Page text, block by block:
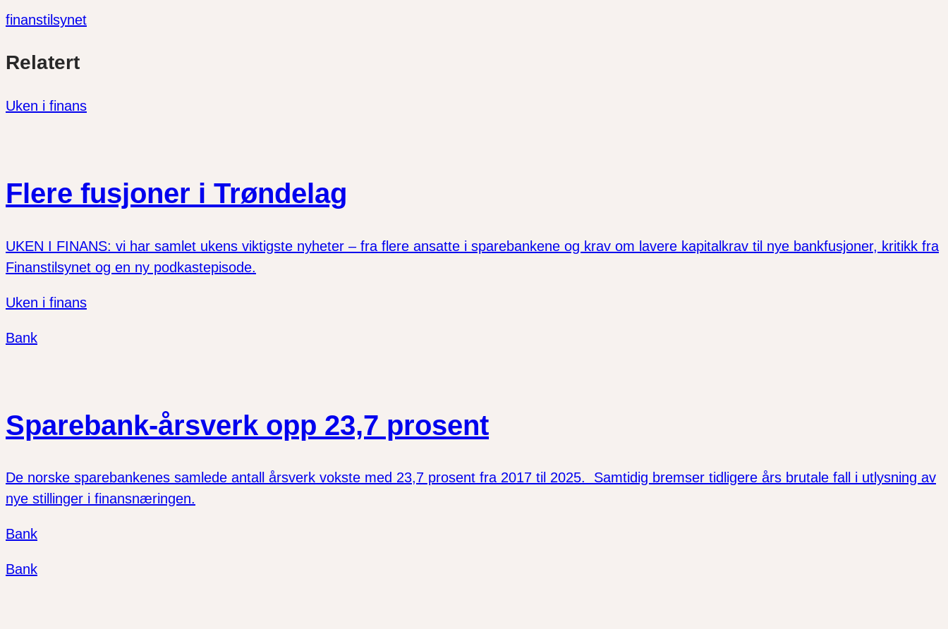
finanstilsynet
link
på
på
Relatert
Uken i finans
Flere fusjoner i Trøndelag
UKEN I FINANS: vi har samlet ukens viktigste nyheter – fra flere ansatte i sparebankene og krav om lavere kapitalkrav til nye bankfusjoner, kritikk fra
Finanstilsynet og en ny podkastepisode.
Uken i finans
Bank
Sparebank-årsverk opp 23,7 prosent
De norske sparebankenes samlede antall årsverk vokste med 23,7 prosent fra 2017 til 2025. Samtidig bremser tidligere års brutale fall i utlysning av
nye stillinger i finansnæringen.
Bank
Bank